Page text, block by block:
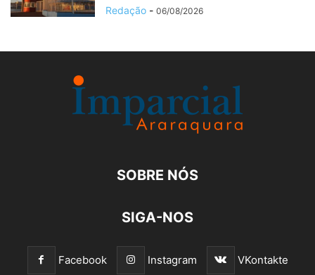
Redação - 06/08/2026
SOBRE NÓS
SIGA-NOS
Facebook Instagram VKontakte